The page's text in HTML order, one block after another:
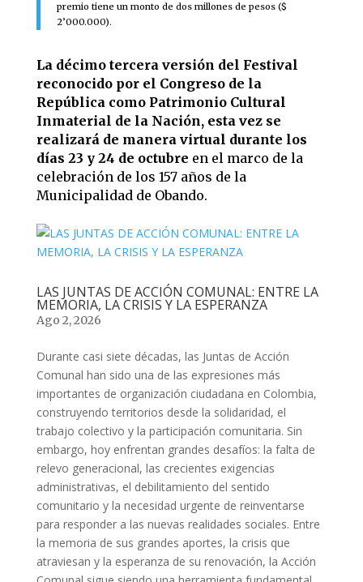
premio tiene un monto de dos millones de pesos ($
2’000.000).
La décimo tercera versión del Festival
reconocido por el Congreso de la
República como Patrimonio Cultural
Inmaterial de la Nación, esta vez se
realizará de manera virtual durante los
días 23 y 24 de octubre en el marco de la
celebración de los 157 años de la
Municipalidad de Obando.
LAS JUNTAS DE ACCIÓN COMUNAL: ENTRE LA
MEMORIA, LA CRISIS Y LA ESPERANZA
Ago 2, 2026
Durante casi siete décadas, las Juntas de Acción
Comunal han sido una de las expresiones más
importantes de organización ciudadana en Colombia,
construyendo territorios desde la solidaridad, el
trabajo colectivo y la participación comunitaria. Sin
embargo, hoy enfrentan grandes desafíos: la falta de
relevo generacional, las crecientes exigencias
administrativas, el debilitamiento del sentido
comunitario y la necesidad urgente de reinventarse
para responder a las nuevas realidades sociales. Entre
la memoria de sus grandes aportes, la crisis que
atraviesan y la esperanza de su renovación, la Acción